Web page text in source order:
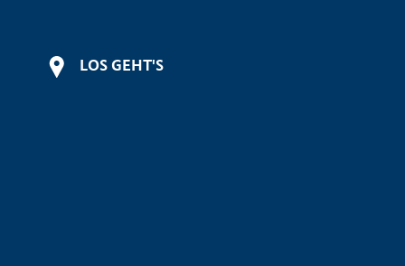
LOS GEHT'S